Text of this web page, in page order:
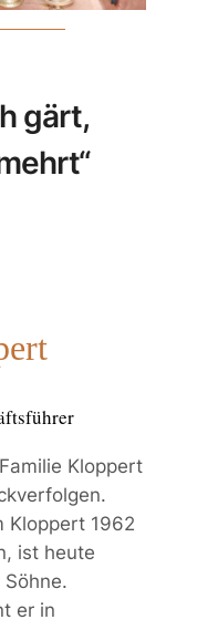
gärt,
Kloppert
Kloppert 1962
ist heute
er in